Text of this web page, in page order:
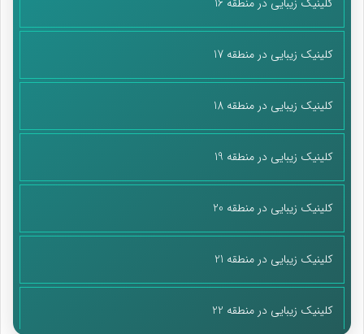
کلینیک زیبایی در منطقه 17
کلینیک زیبایی در منطقه 18
کلینیک زیبایی در منطقه 19
کلینیک زیبایی در منطقه 20
کلینیک زیبایی در منطقه 21
کلینیک زیبایی در منطقه 22